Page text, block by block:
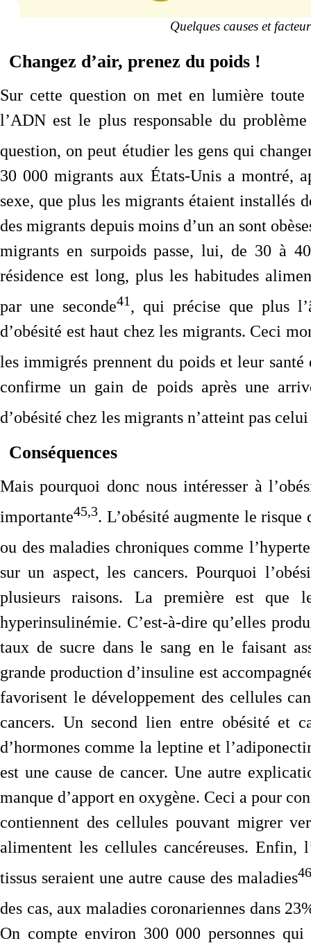
Quelques causes et
Changez d’air, prenez du poids !
Sur cette question on met en lumière
l’ADN est le plus responsable du
question, on peut étudier les gens qui
30 000 migrants aux États-Unis a montré,
sexe, que plus les migrants étaient installés
des migrants depuis moins d’un an sont
migrants en surpoids passe, lui, de 30 à
résidence est long, plus les habitudes
par une seconde41, qui précise que plus
d’obésité est haut chez les migrants. Ceci
les immigrés prennent du poids et leur santé
confirme un gain de poids après une
d’obésité chez les migrants n’atteint pas
Conséquences
Mais pourquoi donc nous intéresser à
importante45,3. L’obésité augmente le risque
ou des maladies chroniques comme
sur un aspect, les cancers. Pourquoi
plusieurs raisons. La première est que
hyperinsulinémie. C’est-à-dire qu’elles
taux de sucre dans le sang en le faisant
grande production d’insuline est
favorisent le développement des cellules
cancers. Un second lien entre obésité et
d’hormones comme la leptine et
est une cause de cancer. Une autre
manque d’apport en oxygène. Ceci a pour
contiennent des cellules pouvant migrer
alimentent les cellules cancéreuses. Enfin,
tissus seraient une autre cause des maladies46
des cas, aux maladies coronariennes dans
On compte environ 300 000 personnes